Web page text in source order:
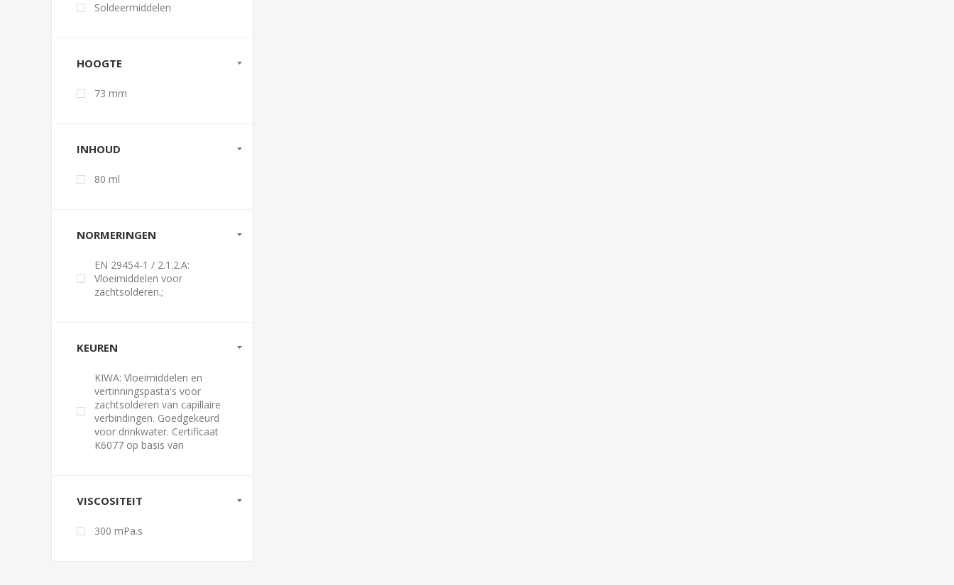
Soldeermiddelen
HOOGTE
73 mm
INHOUD
80 ml
NORMERINGEN
EN 29454-1 / 2.1.2.A:
Vloeimiddelen voor
zachtsolderen.;
KEUREN
KIWA: Vloeimiddelen en
vertinningspasta's voor
zachtsolderen van capillaire
verbindingen. Goedgekeurd
voor drinkwater. Certificaat
K6077 op basis van
VISCOSITEIT
300 mPa.s